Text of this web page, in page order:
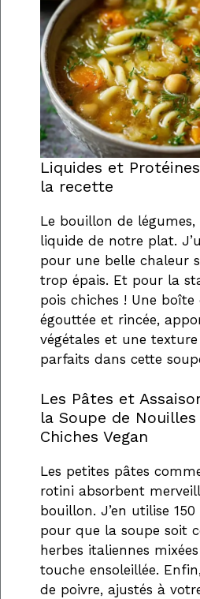
Liquides et
la recette
Le bouillon de légumes,
liquide de notre plat.
pour une belle chaleur
trop épais. Et pour la
pois chiches ! Une boîte
égouttée et rincée,
végétales et une
parfaits dans cette
Les Pâtes et
la Soupe de Nouilles
Chiches Vegan
Les petites pâtes
rotini absorbent
bouillon. J’en utilise
pour que la soupe soit
herbes italiennes
touche ensoleillée.
de poivre, ajustés à